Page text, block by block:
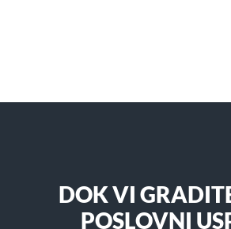
DOK VI
POSLOVNI